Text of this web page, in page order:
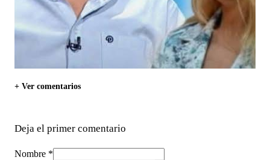
+ Ver comentarios
Deja el primer comentario
Nombre *